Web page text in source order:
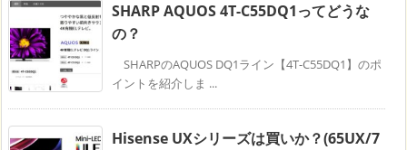
SHARP AQUOS 4T-C55DQ1ってどうな
の？
SHARPのAQUOS DQ1ライン【4T-C55DQ1】のポ
イントを紹介しま ...
Hisense UXシリーズは買いか？(65UX/7